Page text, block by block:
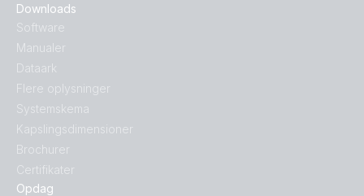
Opdag
Downloads
Software
Manualer
Dataark
Flere oplysninger
Systemskema
Kapslingsdimensioner
Brochurer
Certifikater